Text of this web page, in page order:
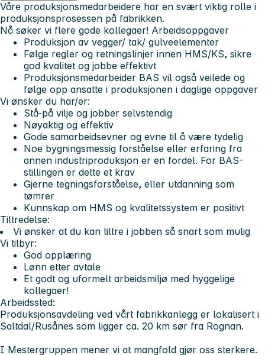
Våre produksjonsmedarbeidere har en svært viktig rolle i
produksjonsprosessen på fabrikken.
Nå søker vi flere gode kollegaer! Arbeidsoppgaver
Produksjon av vegger/ tak/ gulveelementer
Følge regler og retningslinjer innen HMS/KS, sikre
god kvalitet og jobbe effektivt
Produksjonsmedarbeider BAS vil også veilede og
følge opp ansatte i produksjonen i daglige oppgaver
Vi ønsker du har/er:
Stå-på vilje og jobber selvstendig
Nøyaktig og effektiv
Gode samarbeidsevner og evne til å være tydelig
Noe bygningsmessig forståelse eller erfaring fra
annen industriproduksjon er en fordel. For BAS-
stillingen er dette et krav
Gjerne tegningsforståelse, eller utdanning som
tømrer
Kunnskap om HMS og kvalitetssystem er positivt
Tiltredelse:
Vi ønsker at du kan tiltre i jobben så snart som mulig
Vi tilbyr:
God opplæring
Lønn etter avtale
Et godt og uformelt arbeidsmiljø med hyggelige
kollegaer!
Arbeidssted:
Produksjonsavdeling ved vårt fabrikkanlegg er lokalisert i
Saltdal/Rusånes som ligger ca. 20 km sør fra Rognan.
I Mestergruppen mener vi at mangfold gjør oss sterkere.